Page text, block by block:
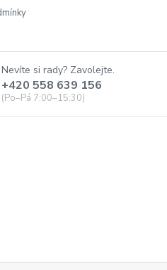
Nevíte si rady? Zavolejte.
+420 558 639 156
(Po–Pá 7:00–15:30)